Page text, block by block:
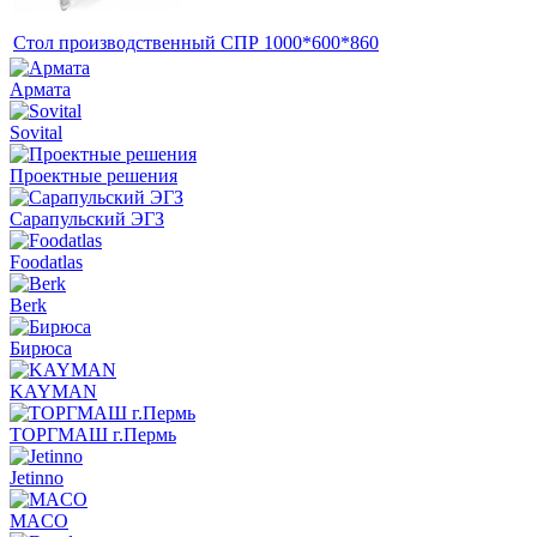
Стол производственный СПР 1000*600*860
Армата
Sovital
Проектные решения
Сарапульский ЭГЗ
Foodatlas
Berk
Бирюса
KAYMAN
ТОРГМАШ г.Пермь
Jetinno
MACO